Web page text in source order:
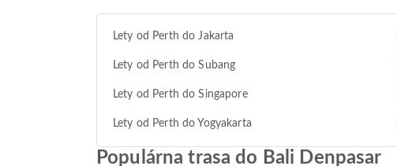
Lety od Perth do Jakarta
Lety od Perth do Subang
Lety od Perth do Singapore
Lety od Perth do Yogyakarta
Populárna trasa do Bali Denpasar